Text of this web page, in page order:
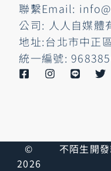
聯繫Email:
公司: 人人自媒體
地址:台北市中正
統一編號:
©
2026
不陌生開